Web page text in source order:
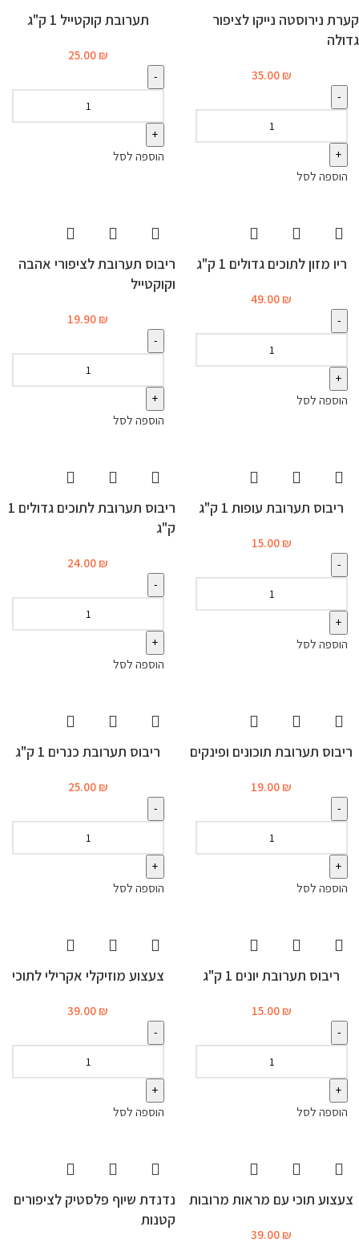
קערת נירוסטה נייקו לציפור
גדולה
35.00 ₪
הוספה לסל
תערובת קוקטייל 1 ק"ג
25.00 ₪
הוספה לסל
ריו מזון לתוכים גדולים 1 ק"ג
49.00 ₪
הוספה לסל
ריבוס תערובת לציפורי אהבה
וקוקטייל
19.90 ₪
הוספה לסל
ריבוס תערובת עופות 1 ק"ג
15.00 ₪
הוספה לסל
ריבוס תערובת לתוכים גדולים 1
ק"ג
24.00 ₪
הוספה לסל
ריבוס תערובת תוכונים ופינקים
19.00 ₪
הוספה לסל
ריבוס תערובת כנרים 1 ק"ג
25.00 ₪
הוספה לסל
ריבוס תערובת יונים 1 ק"ג
15.00 ₪
הוספה לסל
צעצוע מוזיקלי אקרילי לתוכי
39.00 ₪
הוספה לסל
צעצוע תוכי עם מראות מרובות
39.00 ₪
נדנדת שיוף פלסטיק לציפורים
קטנות